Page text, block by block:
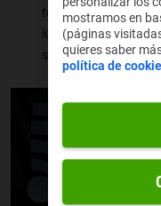
todo aquello que
lo hacemos sin
secreto.
mostramos en
(páginas
quieres saber
política de